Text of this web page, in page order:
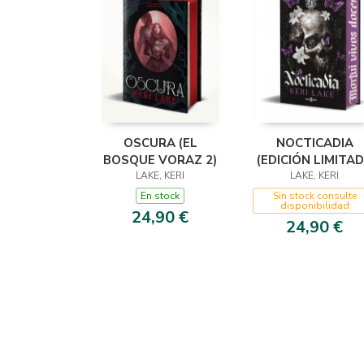
OSCURA (EL
BOSQUE VORAZ 2)
LAKE, KERI
En stock
24,90 €
NOCTICADIA
(EDICIÓN
EN ESPAÑOL)
LAKE, KERI
Sin stock consulte
disponibilidad
24,90 €